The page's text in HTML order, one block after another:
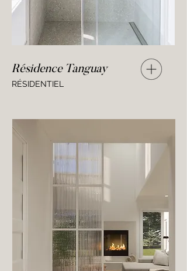
Résidence Tanguay
RÉSIDENTIEL